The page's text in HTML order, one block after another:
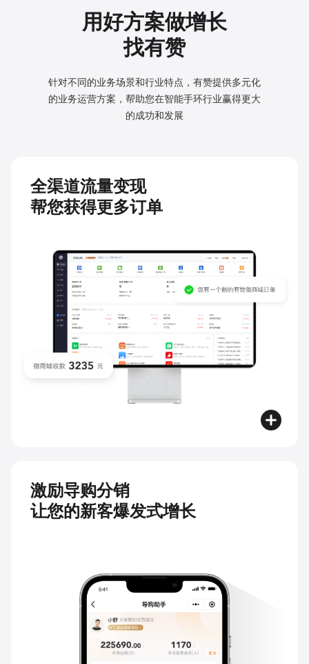
用好方案做增长
找有赞
针对不同的业务场景和行业特点，有赞提供多元化
的业务运营方案，帮助您在智能手环行业赢得更大
的成功和发展
全渠道流量变现
帮您获得更多订单
激励导购分销
让您的新客爆发式增长